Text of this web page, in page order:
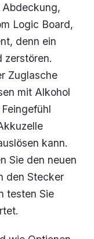
Abdeckung,
Logic Board,
denn ein
zerstören.
Zuglasche
mit Alkohol
kann.
Sie den neuen
den Stecker
testen Sie